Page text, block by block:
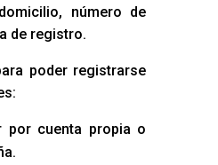
número de
de registro.
poder registrarse
por cuenta propia o